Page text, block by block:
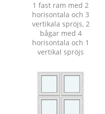
1 fast ram med 2
horisontala och 3
vertikala spröjs, 2
bågar med 4
horisontala och 1
vertikal spröjs